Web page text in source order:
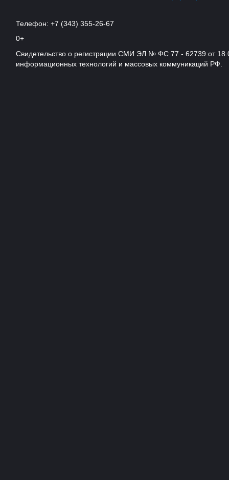
Телефон: +7 (343) 355-26-67
0+
Свидетельство о регистрации СМИ ЭЛ № ФС 77 - 62739 от
информационных технологий и массовых коммуникаций РФ.